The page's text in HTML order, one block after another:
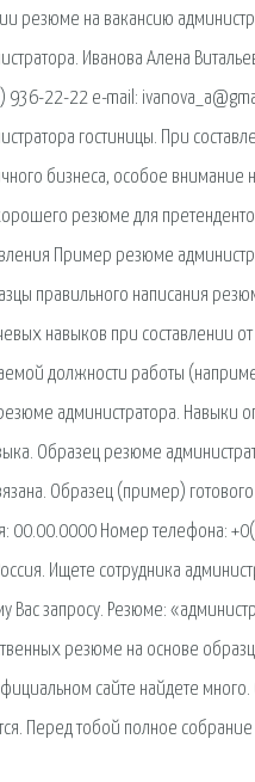
резюме на вакансию
Иванова Алена
936-22-22 e-mail:
гостиницы. При
бизнеса, особое
резюме для
Пример резюме
правильного написания
навыков при составлении
должности работы
администратора. Навыки
Образец резюме
Образец (пример)
00.00.0000 Номер телефона:
Ищете сотрудника
Вас запросу. Резюме:
резюме на основе
сайте найдете
Перед тобой полное